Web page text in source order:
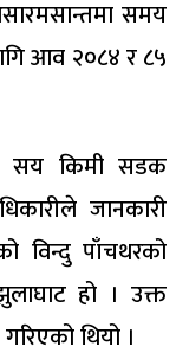
समय
आव २०८४ र ८५
सय किमी सडक
जानकारी
विन्दु पाँचथरको
हो । उक्त
थियो ।